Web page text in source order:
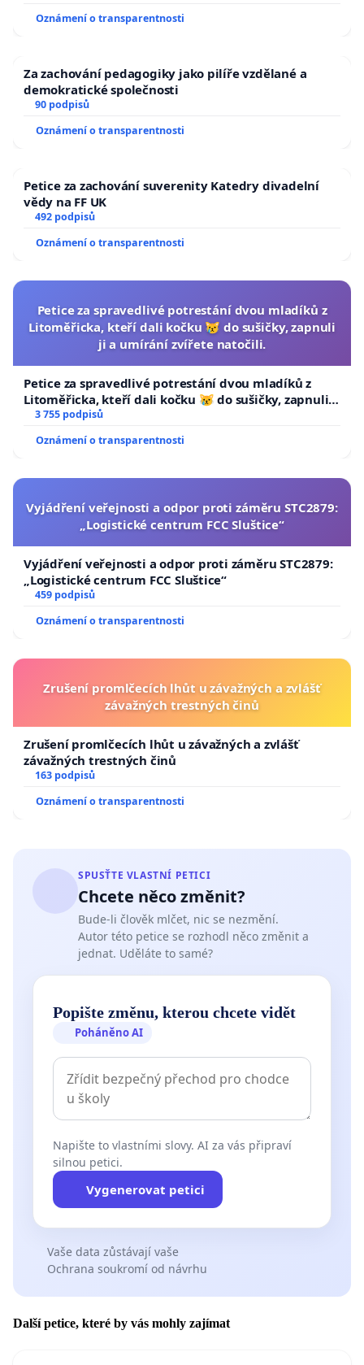
Oznámení o transparentnosti
Za zachování pedagogiky jako pilíře vzdělané a
demokratické společnosti
90 podpisů
Oznámení o transparentnosti
Petice za zachování suverenity Katedry divadelní
vědy na FF UK
492 podpisů
Oznámení o transparentnosti
Petice za spravedlivé potrestání dvou mladíků z
Litoměřicka, kteří dali kočku 😿 do sušičky, zapnuli
ji a umírání zvířete natočili.
Petice za spravedlivé potrestání dvou mladíků z
Litoměřicka, kteří dali kočku 😿 do sušičky, zapnuli ji
a umírání zvířete natočili.
3 755 podpisů
Oznámení o transparentnosti
Vyjádření veřejnosti a odpor proti záměru STC2879:
„Logistické centrum FCC Sluštice“
Vyjádření veřejnosti a odpor proti záměru STC2879:
„Logistické centrum FCC Sluštice“
459 podpisů
Oznámení o transparentnosti
Zrušení promlčecích lhůt u závažných a zvlášť
závažných trestných činů
Zrušení promlčecích lhůt u závažných a zvlášť
závažných trestných činů
163 podpisů
Oznámení o transparentnosti
SPUSŤTE VLASTNÍ PETICI
Chcete něco změnit?
Bude-li člověk mlčet, nic se nezmění.
Autor této petice se rozhodl něco změnit a
jednat. Uděláte to samé?
Popište změnu, kterou chcete vidět
Poháněno AI
Napište to vlastními slovy. AI za vás připraví
silnou petici.
Vygenerovat petici
Vaše data zůstávají vaše
Ochrana soukromí od návrhu
Další petice, které by vás mohly zajímat